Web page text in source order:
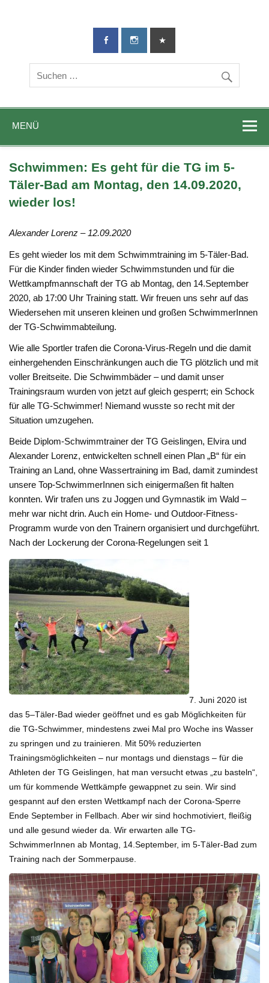
TG-Geislingen
DIE Sportadresse in Geislingen!
MENÜ
Schwimmen: Es geht für die TG im 5-
Täler-Bad am Montag, den 14.09.2020,
wieder los!
Alexander Lorenz – 12.09.2020
Es geht wieder los mit dem Schwimmtraining im 5-Täler-Bad.
Für die Kinder finden wieder Schwimmstunden und für die
Wettkampfmannschaft der TG ab Montag, den 14.September
2020, ab 17:00 Uhr Training statt. Wir freuen uns sehr auf das
Wiedersehen mit unseren kleinen und großen SchwimmerInnen
der TG-Schwimmabteilung.
Wie alle Sportler trafen die Corona-Virus-Regeln und die damit
einhergehenden Einschränkungen auch die TG plötzlich und mit
voller Breitseite. Die Schwimmbäder – und damit unser
Trainingsraum wurden von jetzt auf gleich gesperrt; ein Schock
für alle TG-Schwimmer! Niemand wusste so recht mit der
Situation umzugehen.
Beide Diplom-Schwimmtrainer der TG Geislingen, Elvira und
Alexander Lorenz, entwickelten schnell einen Plan „B“ für ein
Training an Land, ohne Wassertraining im Bad, damit zumindest
unsere Top-SchwimmerInnen sich einigermaßen fit halten
konnten. Wir trafen uns zu Joggen und Gymnastik im Wald –
mehr war nicht drin. Auch ein Home- und Outdoor-Fitness-
Programm wurde von den Trainern organisiert und durchgeführt.
Nach der Lockerung der Corona-Regelungen seit 1
7. Juni 2020 ist
das 5–Täler-Bad wieder geöffnet und es gab Möglichkeiten für
die TG-Schwimmer, mindestens zwei Mal pro Woche ins Wasser
zu springen und zu trainieren. Mit 50% reduzierten
Trainingsmöglichkeiten – nur montags und dienstags – für die
Athleten der TG Geislingen, hat man versucht etwas „zu basteln“,
um für kommende Wettkämpfe gewappnet zu sein. Wir sind
gespannt auf den ersten Wettkampf nach der Corona-Sperre
Ende September in Fellbach. Aber wir sind hochmotiviert, fleißig
und alle gesund wieder da. Wir erwarten alle TG-
SchwimmerInnen ab Montag, 14.September, im 5-Täler-Bad zum
Training nach der Sommerpause.